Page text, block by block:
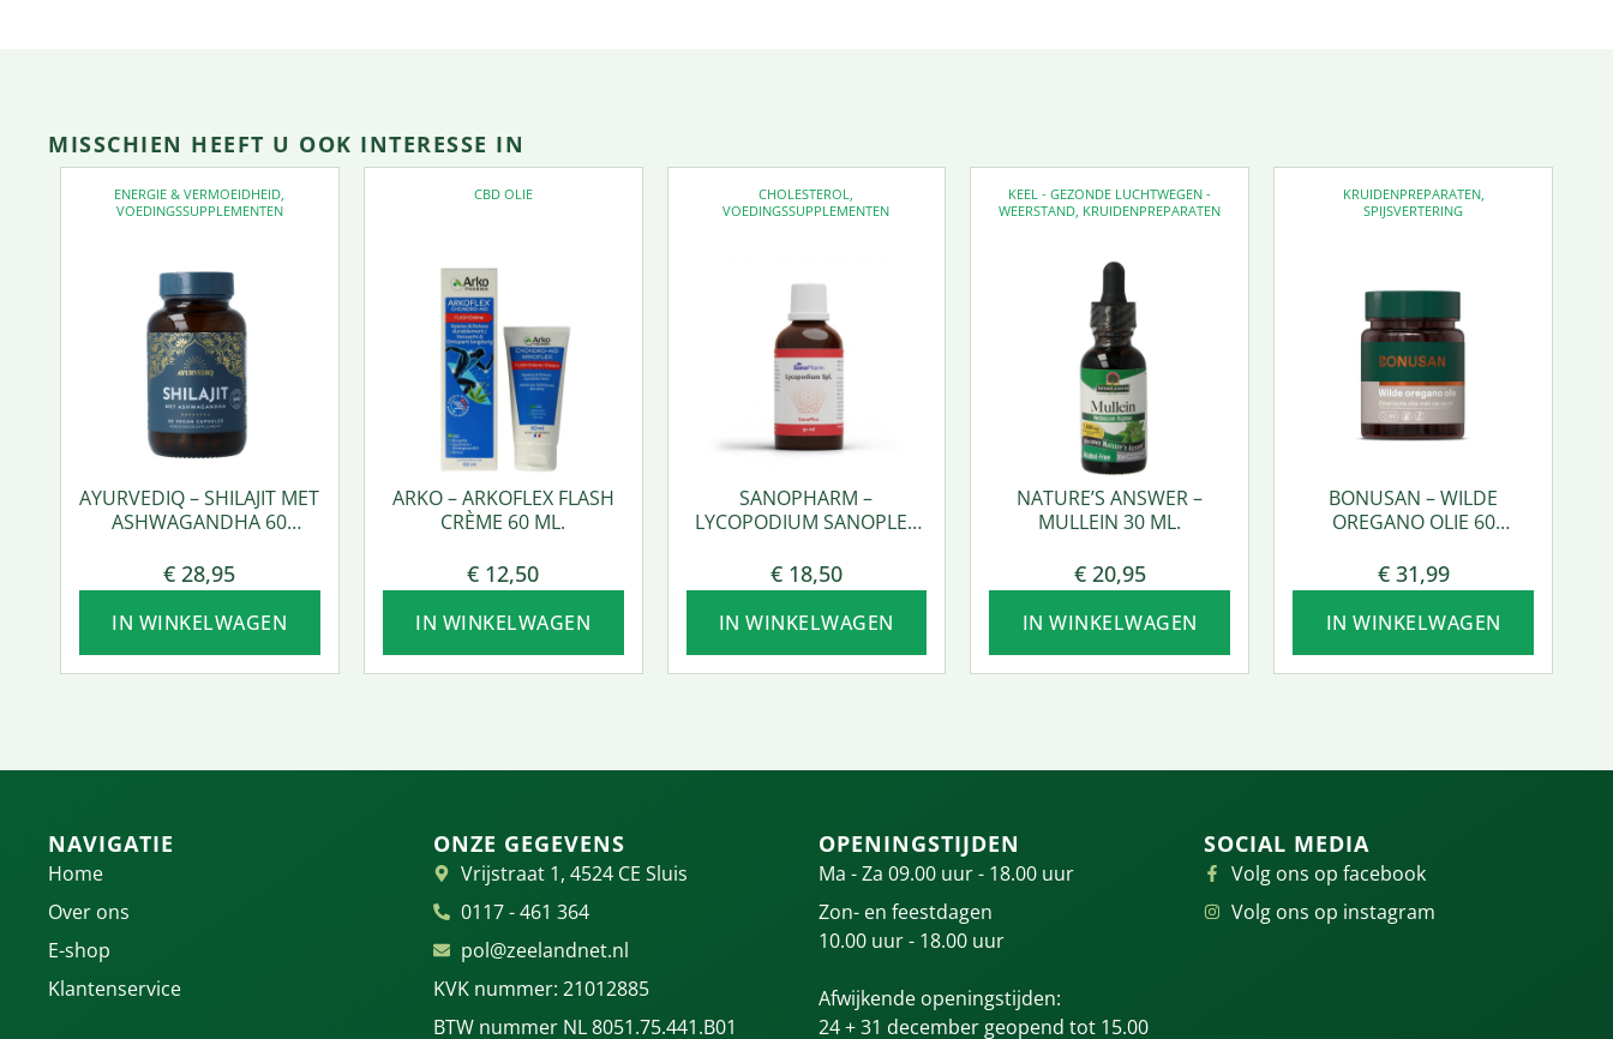
MISSCHIEN HEEFT U OOK INTERESSE IN
ENERGIE & VERMOEIDHEID,
VOEDINGSSUPPLEMENTEN
AYURVEDIQ – SHILAJIT MET
ASHWAGANDHA 60
€ 28,95
IN WINKELWAGEN
CBD OLIE
ARKO – ARKOFLEX FLASH
CRÈME 60 ML.
€ 12,50
IN WINKELWAGEN
CHOLESTEROL,
VOEDINGSSUPPLEMENTEN
SANOPHARM –
LYCOPODIUM SANOPLEX
€18,50
IN WINKELWAGEN
KEEL - GEZONDE LUCHTWEGEN -
WEERSTAND, KRUIDENPREPARATEN
NATURE’S ANSWER –
MULLEIN 30 ML.
€20,95
IN WINKELWAGEN
KRUIDENPREPARATEN,
SPIJSVERTERING
BONUSAN – WILDE
OREGANO OLIE 60
€31,99
IN WINKELWAGEN
NAVIGATIE
Home
Over ons
E-shop
Klantenservice
ONZE GEGEVENS
Vrijstraat 1, 4524 CE Sluis
0117 - 461 364
pol@zeelandnet.nl
KVK nummer: 21012885
BTW nummer NL 8051.75.441.B01
OPENINGSTIJDEN
Ma - Za 09.00 uur - 18.00 uur
Zon- en feestdagen
10.00 uur - 18.00 uur
Afwijkende openingstijden:
24 + 31 december geopend tot 15.00
SOCIAL MEDIA
Volg ons op facebook
Volg ons op instagram